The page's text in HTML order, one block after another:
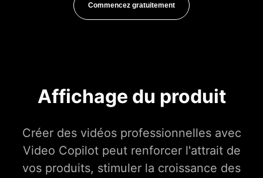
Commencez gratuitement
Affichage du produit
Créer des vidéos professionnelles avec
Video Copilot peut renforcer l'attrait de
vos produits, stimuler la croissance des